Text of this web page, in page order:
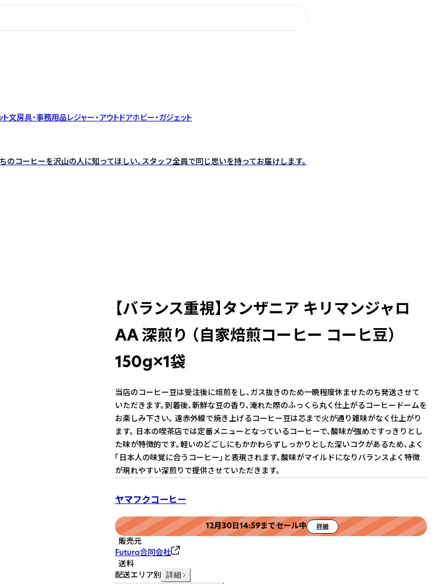
ト文房具・事務用品レジャー・アウトドアホビー・ガジェット
コーヒーを沢山の人に知ってほしい。スタッフ全員で同じ思いを持ってお届けします。
【バランス重視】タンザニア キリマンジャロ
AA 深煎り （自家焙煎コーヒー コーヒ豆）
150g×1袋
当店のコーヒー豆は受注後に焙煎をし、ガス抜きのため一晩程度休ませたのち発送させて
いただきます。到着後、新鮮な豆の香り、淹れた際のふっくら丸く仕上がるコーヒードームを
お楽しみ下さい。 遠赤外線で焼き上げるコーヒー豆は芯まで火が通り雑味がなく仕上がり
ます。 日本の喫茶店では定番メニューとなっているコーヒーで、酸味が強めですっきりとし
た味が特徴的です。軽いのどごしにもかかわらずしっかりとした深いコクがあるため、よく
「日本人の味覚に合うコーヒー」と表現されます。酸味がマイルドになりバランスよく特徴
が現れやすい深煎りで提供させていただきます。
ヤマフクコーヒー
12月30日14:59までセール中 詳細
販売元
Futura合同会社
送料
配送エリア別 詳細